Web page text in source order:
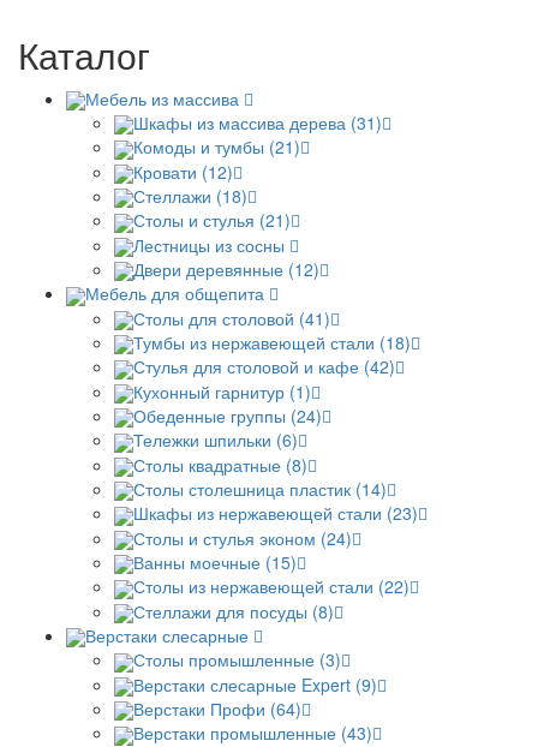
Каталог
Мебель из массива
Шкафы из массива дерева (31)
Комоды и тумбы (21)
Кровати (12)
Стеллажи (18)
Столы и стулья (21)
Лестницы из сосны
Двери деревянные (12)
Мебель для общепита
Столы для столовой (41)
Тумбы из нержавеющей стали (18)
Стулья для столовой и кафе (42)
Кухонный гарнитур (1)
Обеденные группы (24)
Тележки шпильки (6)
Столы квадратные (8)
Столы столешница пластик (14)
Шкафы из нержавеющей стали (23)
Столы и стулья эконом (24)
Ванны моечные (15)
Столы из нержавеющей стали (22)
Стеллажи для посуды (8)
Верстаки слесарные
Столы промышленные (3)
Верстаки слесарные Expert (9)
Верстаки Профи (64)
Верстаки промышленные (43)